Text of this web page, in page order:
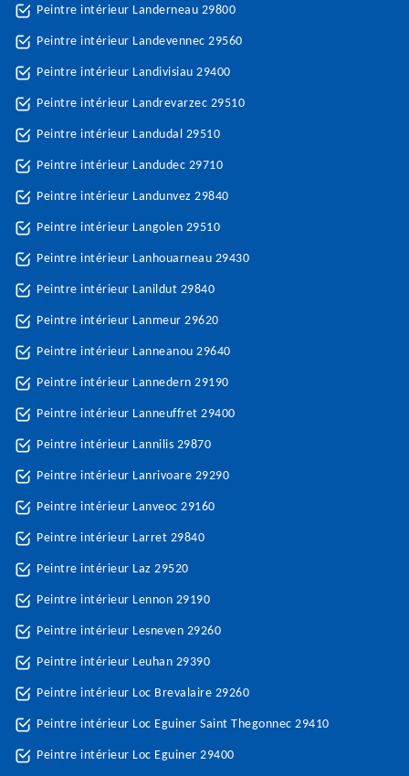
Peintre intérieur Landerneau 29800
Peintre intérieur Landevennec 29560
Peintre intérieur Landivisiau 29400
Peintre intérieur Landrevarzec 29510
Peintre intérieur Landudal 29510
Peintre intérieur Landudec 29710
Peintre intérieur Landunvez 29840
Peintre intérieur Langolen 29510
Peintre intérieur Lanhouarneau 29430
Peintre intérieur Lanildut 29840
Peintre intérieur Lanmeur 29620
Peintre intérieur Lanneanou 29640
Peintre intérieur Lannedern 29190
Peintre intérieur Lanneuffret 29400
Peintre intérieur Lannilis 29870
Peintre intérieur Lanrivoare 29290
Peintre intérieur Lanveoc 29160
Peintre intérieur Larret 29840
Peintre intérieur Laz 29520
Peintre intérieur Lennon 29190
Peintre intérieur Lesneven 29260
Peintre intérieur Leuhan 29390
Peintre intérieur Loc Brevalaire 29260
Peintre intérieur Loc Eguiner Saint Thegonnec 29410
Peintre intérieur Loc Eguiner 29400